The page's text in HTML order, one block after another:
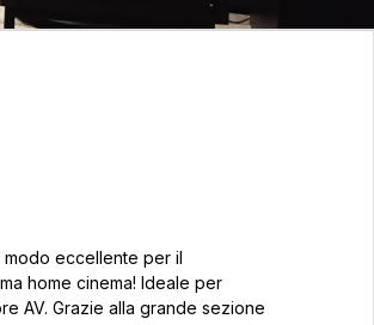
eccellente per il
home cinema! Ideale per
AV. Grazie alla grande sezione